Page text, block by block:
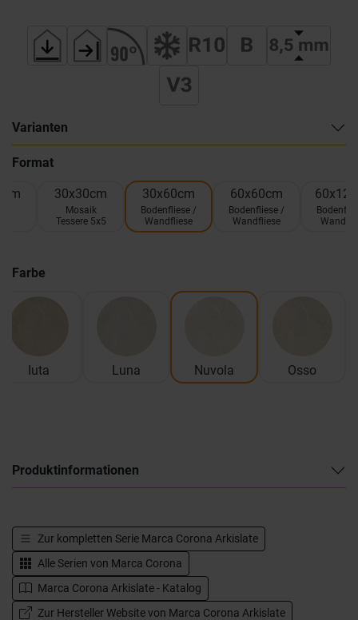
Varianten
Format
30x30cm
Mosaik
Tessere 5x5
30x60cm
Bodenfliese /
Wandfliese
60x60cm
Bodenfliese /
Wandfliese
Farbe
Iuta Luna Nuvola Osso
Produktinformationen
Zur kompletten Serie Marca Corona Arkislate
Alle Serien von Marca Corona
Marca Corona Arkislate - Katalog
Zur Hersteller Website von Marca Corona Arkislate